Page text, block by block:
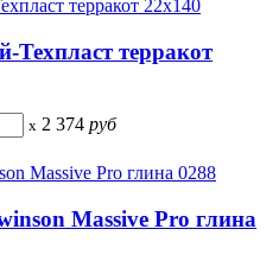
Техпласт терракот
x 2 374 руб
Massive Pro глина